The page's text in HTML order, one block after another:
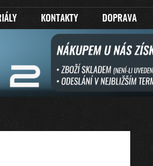
KONTAKTY DOPRAVA